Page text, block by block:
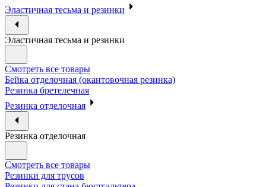
Эластичная тесьма и резинки
Эластичная тесьма и резинки
Смотреть все товары
Бейка отделочная (окантовочная резинка)
Резинка бретелечная
Резинка отделочная
Резинка отделочная
Смотреть все товары
Резинки для трусов